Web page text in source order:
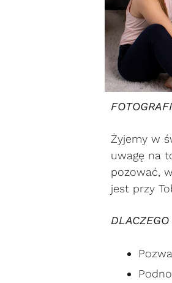
Żyjemy w
uwagę na
pozować,
jest przy